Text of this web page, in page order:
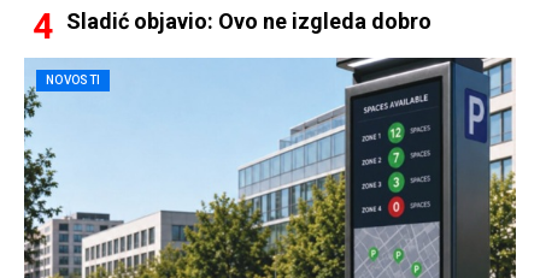
Sladić objavio: Ovo ne izgleda dobro
NOVOSTI